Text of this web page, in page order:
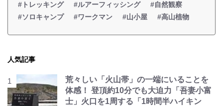
#トレッキング
#ルアーフィッシング
#自然観察
#ソロキャンプ
#ワークマン #山小屋 #高山植物
人気記事
荒々しい「火山帯」の一端にいることを
体感！ 登頂約10分でも大迫力「吾妻小富
士」火口を1周する「1時間半ハイキン